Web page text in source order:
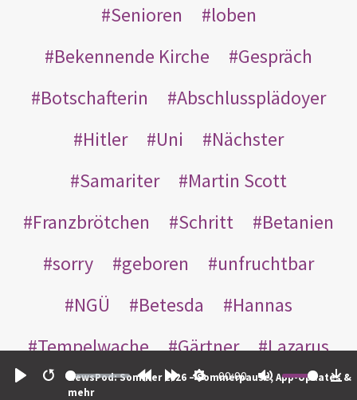
Restart
00:00
NewsPod: Sommer 2026 – Sommerpause, App-Updates &
mehr
Senioren
loben
Bekennende Kirche
Gespräch
Botschafterin
Abschlussplädoyer
Hitler
Uni
Nächster
Samariter
Martin Scott
Franzbrötchen
Schritt
Betanien
sorry
geboren
unfruchtbar
NGÜ
Betesda
Hannas
Tempelwache
Gärtner
Lazarus
Gottes
Bote Nikodemus